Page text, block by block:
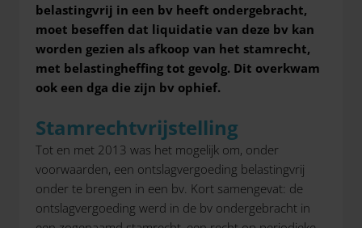
belastingvrij in een bv heeft ondergebracht,
moet beseffen dat liquidatie van deze bv kan
worden gezien als afkoop van het stamrecht,
met belastingheffing tot gevolg. Dit overkwam
ook een dga die zijn bv ophief.
Stamrechtvrijstelling
Tot en met 2013 was het mogelijk om, onder
voorwaarden, een ontslagvergoeding belastingvrij
onder te brengen in een bv. Kort samengevat: de
ontslagvergoeding werd in de bv ondergebracht in